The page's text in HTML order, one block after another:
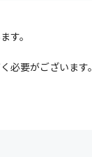
す。
必要がございます。